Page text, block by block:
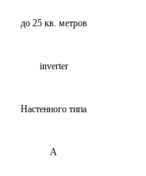
до 25 кв. метров
inverter
Настенного типа
А